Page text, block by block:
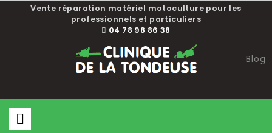
Vente réparation matériel motoculture pour les
professionnels et particuliers
04 78 98 86 38
Blog